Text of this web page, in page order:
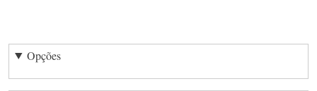
Opções